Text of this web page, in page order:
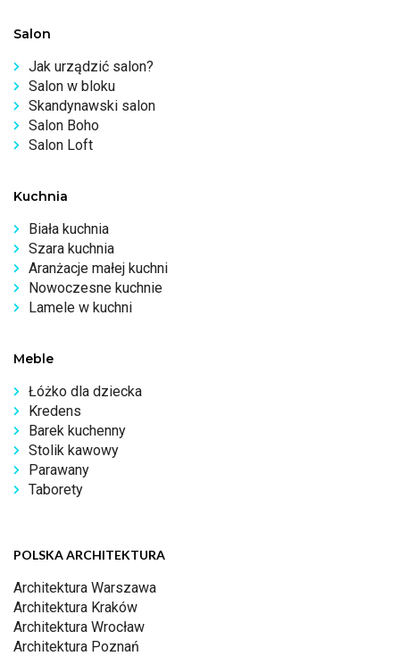
Salon
Jak urządzić salon?
Salon w bloku
Skandynawski salon
Salon Boho
Salon Loft
Kuchnia
Biała kuchnia
Szara kuchnia
Aranżacje małej kuchni
Nowoczesne kuchnie
Lamele w kuchni
Meble
Łóżko dla dziecka
Kredens
Barek kuchenny
Stolik kawowy
Parawany
Taborety
POLSKA ARCHITEKTURA
Architektura Warszawa
Architektura Kraków
Architektura Wrocław
Architektura Poznań